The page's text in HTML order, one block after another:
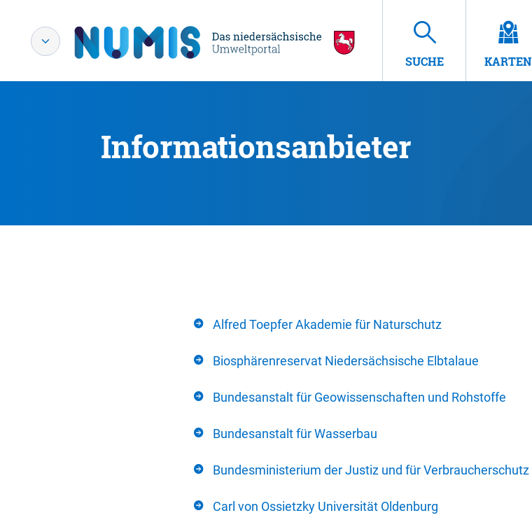
SUCHE KARTEN
Informationsanbieter
Alfred Toepfer Akademie für Naturschutz
Biosphärenreservat Niedersächsische Elbtalaue
Bundesanstalt für Geowissenschaften und Rohstoffe
Bundesanstalt für Wasserbau
Bundesministerium der Justiz und für Verbraucherschutz
Carl von Ossietzky Universität Oldenburg